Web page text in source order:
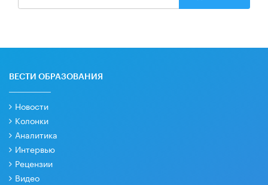
ВЕСТИ ОБРАЗОВАНИЯ
Новости
Колонки
Аналитика
Интервью
Рецензии
Видео